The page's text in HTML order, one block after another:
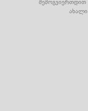
შემოგვიერთდით
ახალი